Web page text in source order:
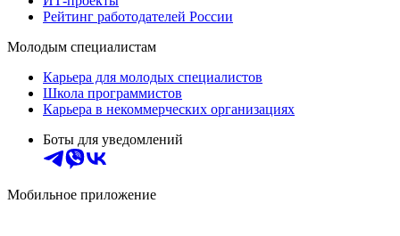
Рейтинг работодателей России
Молодым специалистам
Карьера для молодых специалистов
Школа программистов
Карьера в некоммерческих организациях
Боты для уведомлений
Мобильное приложение